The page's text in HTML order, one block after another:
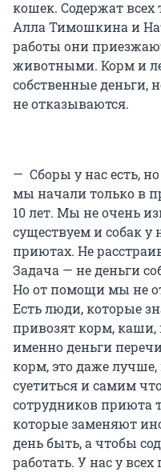
кошек. Содержат
Алла Тимошкина и
работы они
животными. Корм и
собственные деньги,
не отказываются.
— Сборы у нас есть,
мы начали только в
10 лет. Мы не очень
существуем и собак у
приютах. Не
Задача — не деньги
Но от помощи мы не
Есть люди, которые
привозят корм, каши,
именно деньги
корм, это даже
суетиться и самим
сотрудников приюта
которые заменяют
день быть, а чтобы
работать. У нас у